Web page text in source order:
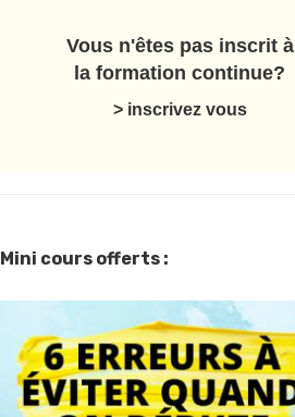
Vous n'êtes pas inscrit à
la formation continue?
> inscrivez vous
Mini cours offerts :